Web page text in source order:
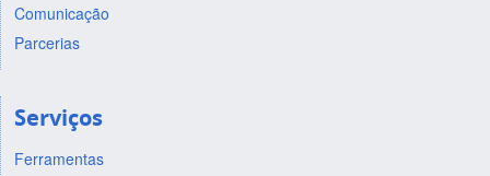
Comunicação
Parcerias
Serviços
Ferramentas